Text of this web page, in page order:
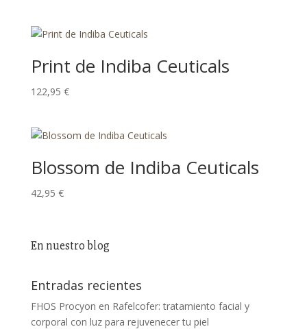
Print de Indiba Ceuticals
122,95 €
Blossom de Indiba Ceuticals
42,95 €
En nuestro blog
Entradas recientes
FHOS Procyon en Rafelcofer: tratamiento facial y
corporal con luz para rejuvenecer tu piel